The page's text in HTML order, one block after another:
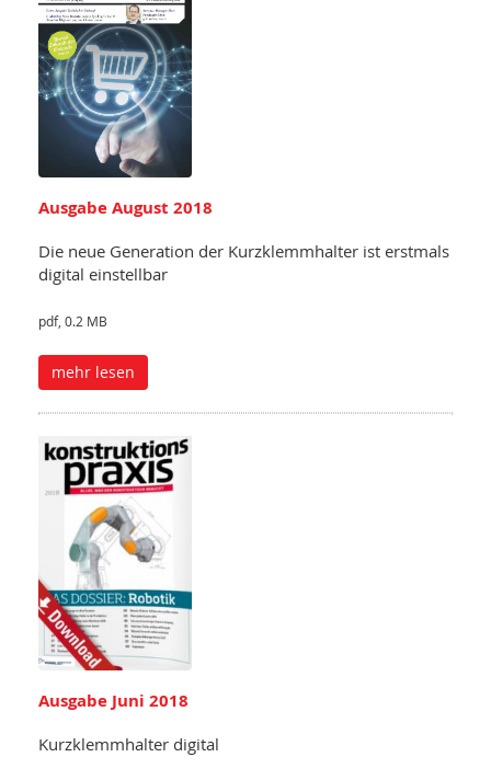
Ausgabe August 2018
Die neue Generation der Kurzklemmhalter ist erstmals
digital einstellbar
pdf, 0.2 MB
mehr lesen
Ausgabe Juni 2018
Kurzklemmhalter digital